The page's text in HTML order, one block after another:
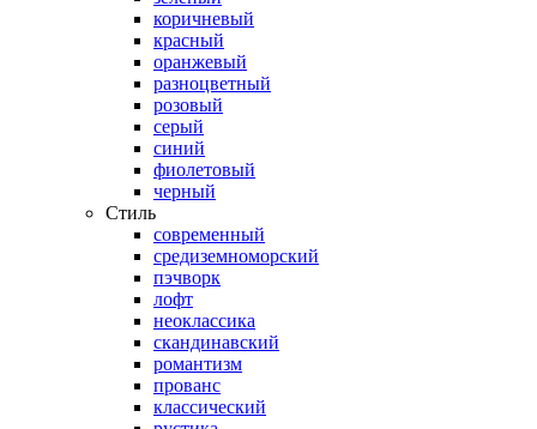
коричневый
красный
оранжевый
разноцветный
розовый
серый
синий
фиолетовый
черный
Стиль
современный
средиземноморский
пэчворк
лофт
неоклассика
скандинавский
романтизм
прованс
классический